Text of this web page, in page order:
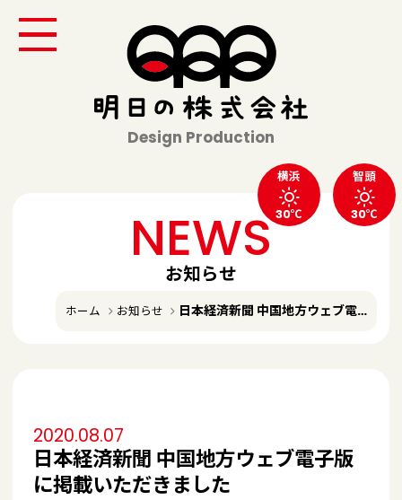
Design Production
横浜
30℃
智頭
30℃
ホーム お知らせ 日本経済新聞 中国地方ウェブ電子版に掲載いただきました
NEWS
お知らせ
2020.08.07
日本経済新聞 中国地方ウェブ電子版
に掲載いただきました